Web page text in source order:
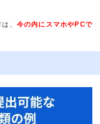
、 今の内にスマホやPCで